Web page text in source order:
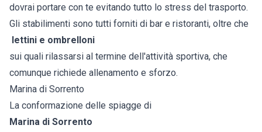
dovrai portare con te evitando tutto lo stress del trasporto.
Gli stabilimenti sono tutti forniti di bar e ristoranti, oltre che
lettini e ombrelloni
sui quali rilassarsi al termine dell'attività sportiva, che
comunque richiede allenamento e sforzo.
Marina di Sorrento
La conformazione delle spiagge di
Marina di Sorrento